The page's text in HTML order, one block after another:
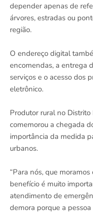
depender apenas de
árvores, estradas ou
região.
O endereço digital
encomendas, a entrega
serviços e o acesso dos
eletrônico.
Produtor rural no
comemorou a chegada
importância da medida
urbanos.
“Para nós, que
benefício é muito
atendimento de
demora porque a